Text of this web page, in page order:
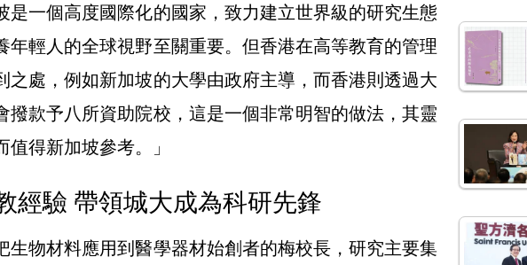
是一個高度國際化的國家，致力建立世界級的研究生態
年輕人的全球視野至關重要。但香港在高等教育的管理
之處，例如新加坡的大學由政府主導，而香港則透過大
撥款予八所資助院校，這是一個非常明智的做法，其靈
得新加坡參考。」
經驗 帶領城大成為科研先鋒
生物材料應用到醫學器材始創者的梅校長，研究主要集